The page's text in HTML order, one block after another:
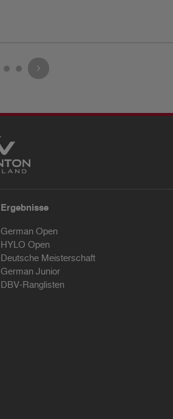
Ergebnisse
German Open
HYLO Open
Deutsche Meisterschaft
German Junior
DBV-Ranglisten